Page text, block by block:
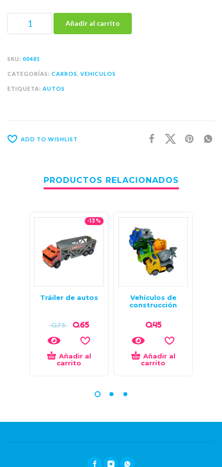
Añadir al carrito
SKU: 00481
CATEGORÍAS: CARROS VEHICULOS
ETIQUETA: AUTOS
ADD TO WISHLIST
PRODUCTOS RELACIONADOS
-13%
Tráiler de autos
Q75 Q65
Añadir al
carrito
Vehículos de
construcción
Q45
Añadir al
carrito